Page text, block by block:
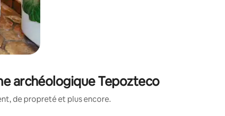
archéologique Tepozteco
de propreté et plus encore.